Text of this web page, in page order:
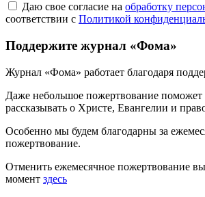
Даю свое согласие на обработку
соответствии с Политикой
Поддержите журнал «Фома»
Журнал «Фома» работает благодаря
Даже небольшое пожертвование
рассказывать о Христе, Евангелии и
Особенно мы будем благодарны за
пожертвование.
Отменить ежемесячное пожертвование
момент здесь